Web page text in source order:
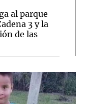
al parque
3 y la
de las